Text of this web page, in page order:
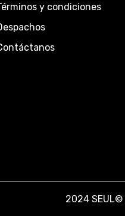
y condiciones
2024 SEUL©